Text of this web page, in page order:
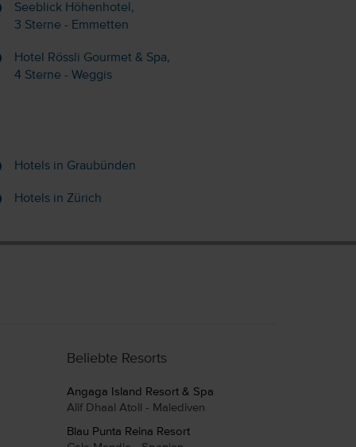
Seeblick Höhenhotel,
3 Sterne - Emmetten
Hotel Rössli Gourmet & Spa,
4 Sterne - Weggis
Hotels in Graubünden
Hotels in Zürich
Beliebte Resorts
Angaga Island Resort & Spa
Alif Dhaal Atoll - Malediven
Blau Punta Reina Resort